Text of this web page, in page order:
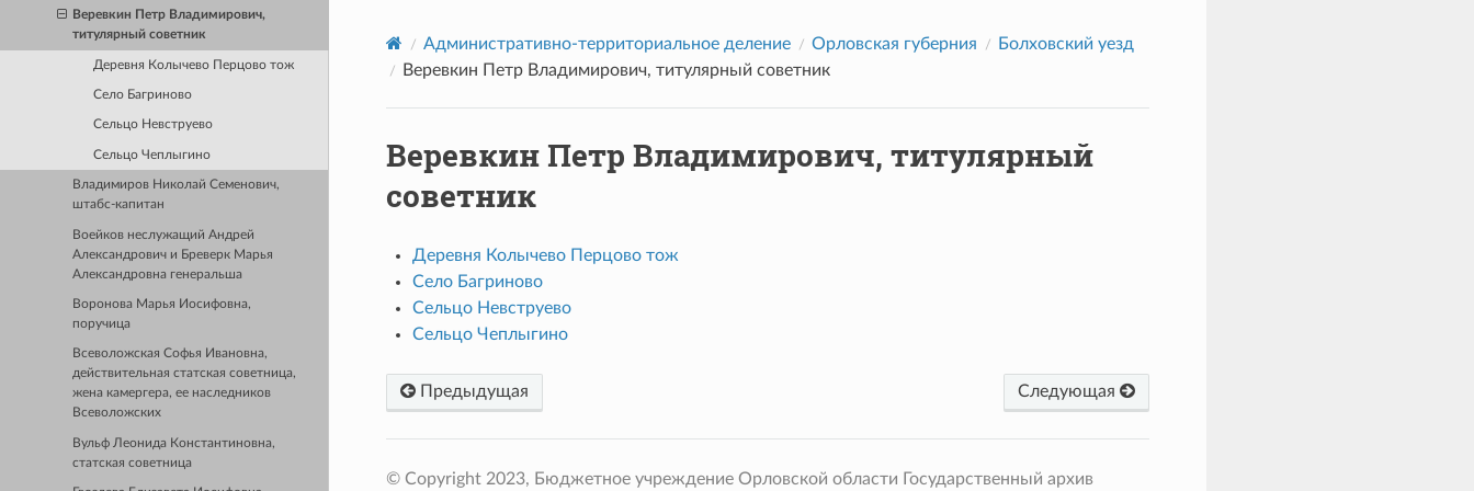
Веревкин Петр Владимирович,
титулярный советник
Деревня Колычево Перцово тож
Село Багриново
Сельцо Невструево
Сельцо Чеплыгино
Владимиров Николай Семенович,
штабс-капитан
Воейков неслужащий Андрей
Александрович и Бреверк Марья
Александровна генеральша
Воронова Марья Иосифовна,
поручица
Всеволожская Софья Ивановна,
действительная статская советница,
жена камергера, ее наследников
Всеволожских
Вульф Леонида Константиновна,
статская советница
Административно-территориальное деление Орловская губерния
Болховский уезд
Веревкин Петр Владимирович, титулярный советник
Веревкин Петр Владимирович, титулярный
советник
Деревня Колычево Перцово тож
Село Багриново
Сельцо Невструево
Сельцо Чеплыгино
Предыдущая Следующая
© Copyright 2023, Бюджетное учреждение Орловской области Государственный архив